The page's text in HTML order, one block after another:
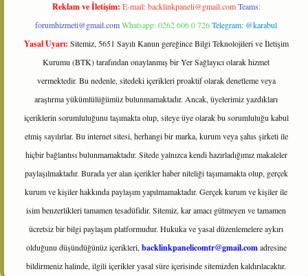
Reklam ve İletişim: E-mail:backlinkpaneli@gmail.com Teams:
forumhizmeti@gmail.comWhatsapp: 0262 606 0 726Telegram: @karabul
Yasal Uyarı: Sitemiz, 5651 Sayılı Kanun gereğince Bilgi Teknolojileri ve İletişim
Kurumu (BTK) tarafından onaylanmış bir Yer Sağlayıcı olarak hizmet
vermektedir. Bu nedenle, sitedeki içerikleri proaktif olarak denetleme veya
araştırma yükümlülüğümüz bulunmamaktadır. Ancak, üyelerimiz yazdıkları
içeriklerin sorumluluğunu taşımakta olup, siteye üye olarak bu sorumluluğu kabul
etmiş sayılırlar. Bu internet sitesi, herhangi bir marka, kurum veya şahıs şirketi ile
hiçbir bağlantısı bulunmamaktadır. Sitede yalnızca kendi hazırladığımız makaleler
paylaşılmaktadır. Burada yer alan içerikler haber niteliği taşımamakta olup, gerçek
kurum ve kişiler hakkında paylaşım yapılmamaktadır. Gerçek kurum ve kişiler ile
isim benzerlikleri tamamen tesadüfidir. Sitemiz, kar amacı gütmeyen ve tamamen
ücretsiz bir bilgi paylaşım platformudur. Hukuka ve yasal düzenlemelere aykırı
olduğunu düşündüğünüz içerikleri, backlinkpanelicomtr@gmail.comadresine
bildirmeniz halinde, ilgili içerikler yasal süre içerisinde sitemizden kaldırılacaktır.